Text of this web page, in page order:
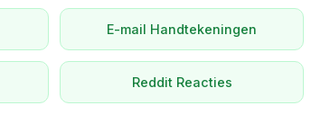
E-mail Handtekeningen
Reddit Reacties